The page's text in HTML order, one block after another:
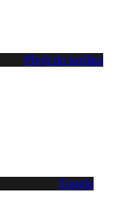
Přejít do košíku
Toggle